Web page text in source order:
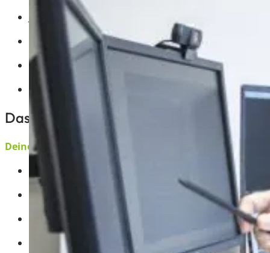
Junges, dynamisches Team, das anpackt
Abwechslungsreiche Aufgaben und kurze
Moderne Arbeitsplätze und digitale Tools
Regelmäßige Weiterbildungen
Das bringst du mit:
Deine Erfahrung
Erste Erfahrung im Büro- bzw. Service-Management
Organisationstalent und Freude am Umgang mit
Ambitionen, Entscheidungsstärke und Souveränität
Sicherer Umgang mit MS Office, insbesondere Excel